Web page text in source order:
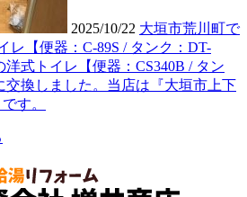
2025/10/22 大垣市荒川町で
レ【便器：C-89S / タンク：DT-
洋式トイレ【便器：CS340B / タン
交換しました。当店は『大垣市上下
す。